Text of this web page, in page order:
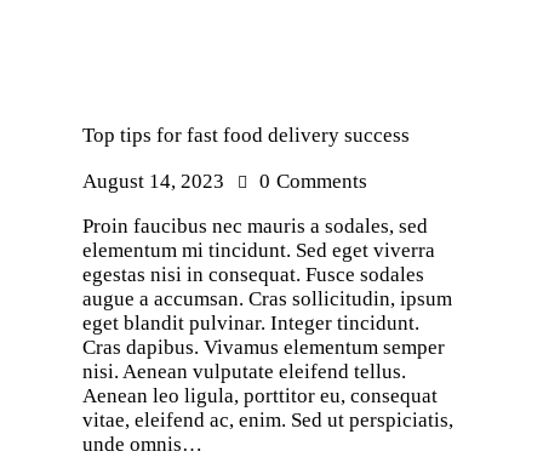
Top tips for fast food delivery success
August 14, 2023 0 Comments
Proin faucibus nec mauris a sodales, sed
elementum mi tincidunt. Sed eget viverra
egestas nisi in consequat. Fusce sodales
augue a accumsan. Cras sollicitudin, ipsum
eget blandit pulvinar. Integer tincidunt.
Cras dapibus. Vivamus elementum semper
nisi. Aenean vulputate eleifend tellus.
Aenean leo ligula, porttitor eu, consequat
vitae, eleifend ac, enim. Sed ut perspiciatis,
unde omnis…